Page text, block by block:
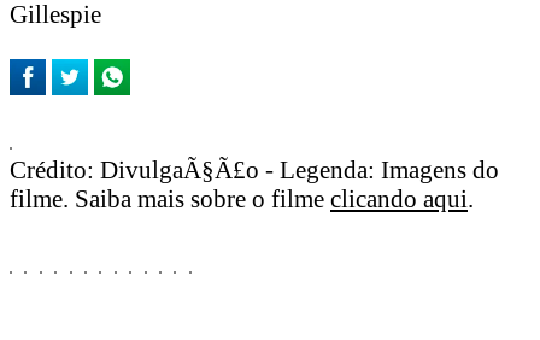
Gillespie
Crédito: DivulgaÃ§Ã£o - Legenda: Imagens do
filme. Saiba mais sobre o filme clicando aqui.